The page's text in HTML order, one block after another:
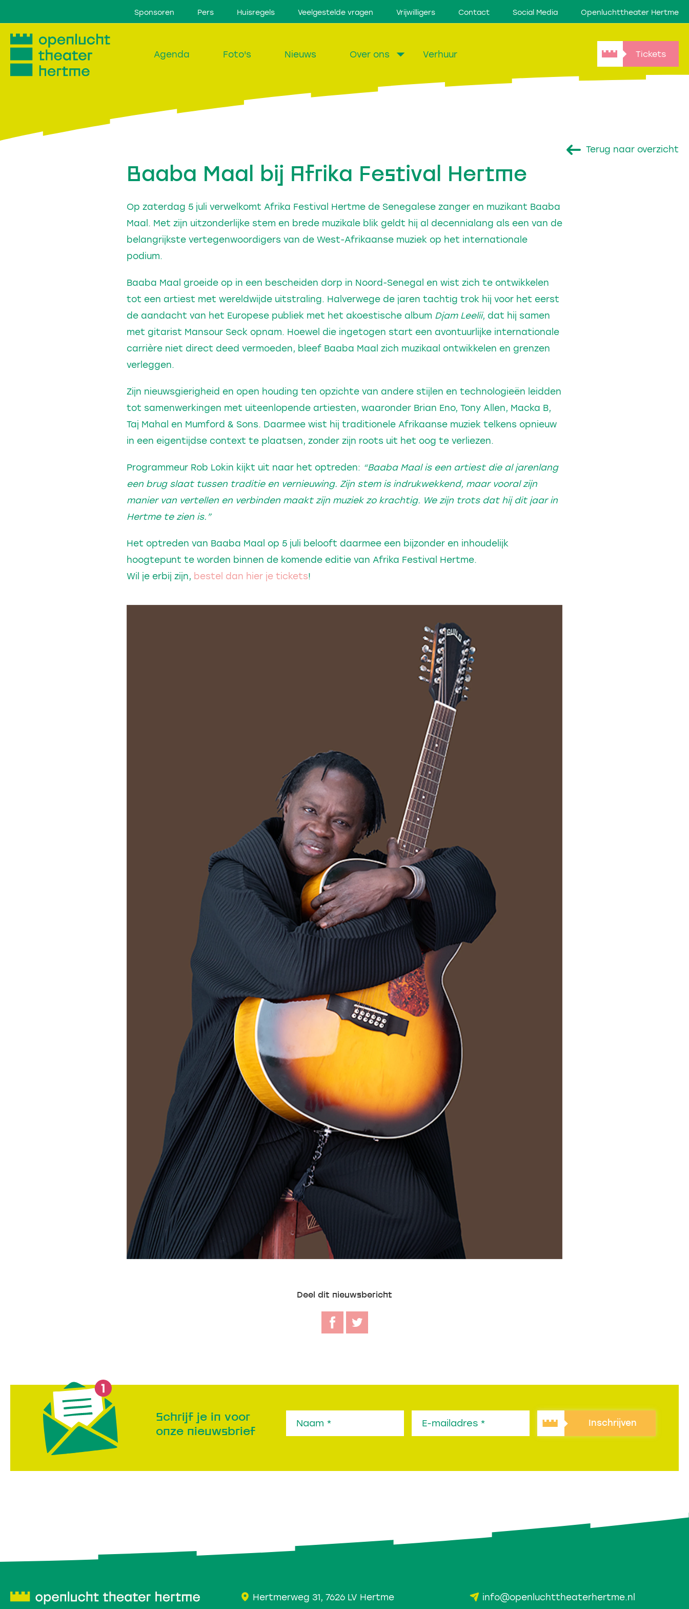
Sponsoren Pers Huisregels Veelgestelde vragen Vrijwilligers Contact Social Media Openluchttheater Hertme
Agenda Foto's Nieuws Over ons Verhuur Tickets
Terug naar overzicht
Baaba Maal bij Afrika Festival Hertme
Op zaterdag 5 juli verwelkomt Afrika Festival Hertme de Senegalese zanger en muzikant Baaba
Maal. Met zijn uitzonderlijke stem en brede muzikale blik geldt hij al decennialang als een van de
belangrijkste vertegenwoordigers van de West-Afrikaanse muziek op het internationale
podium.
Baaba Maal groeide op in een bescheiden dorp in Noord-Senegal en wist zich te ontwikkelen
tot een artiest met wereldwijde uitstraling. Halverwege de jaren tachtig trok hij voor het eerst
de aandacht van het Europese publiek met het akoestische album Djam Leelii, dat hij samen
met gitarist Mansour Seck opnam. Hoewel die ingetogen start een avontuurlijke internationale
carrière niet direct deed vermoeden, bleef Baaba Maal zich muzikaal ontwikkelen en grenzen
verleggen.
Zijn nieuwsgierigheid en open houding ten opzichte van andere stijlen en technologieën leidden
tot samenwerkingen met uiteenlopende artiesten, waaronder Brian Eno, Tony Allen, Macka B,
Taj Mahal en Mumford & Sons. Daarmee wist hij traditionele Afrikaanse muziek telkens opnieuw
in een eigentijdse context te plaatsen, zonder zijn roots uit het oog te verliezen.
Programmeur Rob Lokin kijkt uit naar het optreden: “Baaba Maal is een artiest die al jarenlang
een brug slaat tussen traditie en vernieuwing. Zijn stem is indrukwekkend, maar vooral zijn
manier van vertellen en verbinden maakt zijn muziek zo krachtig. We zijn trots dat hij dit jaar in
Hertme te zien is.”
Het optreden van Baaba Maal op 5 juli belooft daarmee een bijzonder en inhoudelijk
hoogtepunt te worden binnen de komende editie van Afrika Festival Hertme.
Wil je erbij zijn, bestel dan hier je tickets!
Deel dit nieuwsbericht
Schrijf je in voor
onze nieuwsbrief
Inschrijven
Hertmerweg 31, 7626 LV Hertme info@openluchttheaterhertme.nl